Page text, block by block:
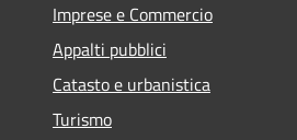
Imprese e Commercio
Appalti pubblici
Catasto e urbanistica
Turismo